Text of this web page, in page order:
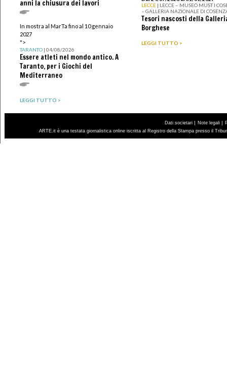
anni la chiusura dei lavori
In mostra al MarTa fino al 10 gennaio
2027
">
TARANTO| 04/08/2026
Essere atleti nel mondo antico. A
Taranto, per i Giochi del
Mediterraneo
LEGGI TUTTO >
LECCE | LECCE – MUSEO MUST I
– GALLERIA NAZIONALE DI
Tesori nascosti della
Borghese
LEGGI TUTTO >
Dati societari | Note legali |
ARTE.it è una testata giornalistica online iscritta al Registro della Stampa presso il